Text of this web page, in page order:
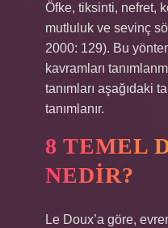
Öfke, tiksinti, nefret,
mutluluk ve sevinç
2000: 129). Bu
kavramları
tanımları aşağıdaki
tanımlanır.
8 TEMEL
NEDIR?
Le Doux’a göre,